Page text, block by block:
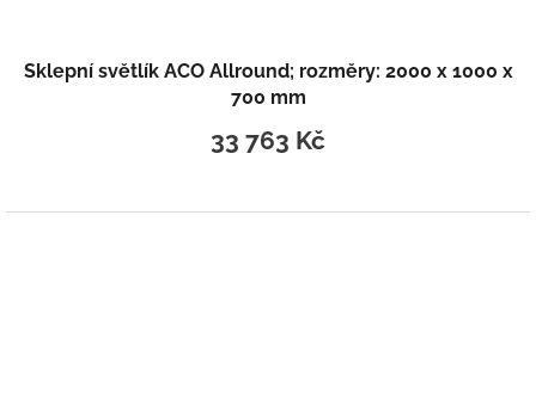
Sklepní světlík ACO Allround; rozměry: 2000 x 1000 x
700 mm
33 763 Kč